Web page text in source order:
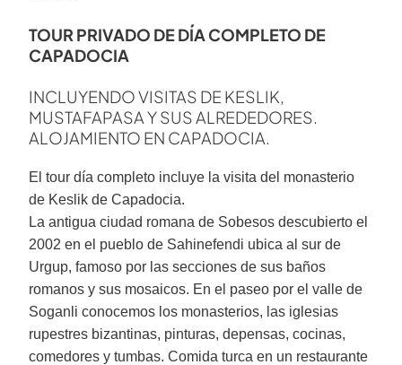
TOUR PRIVADO DE DÍA COMPLETO DE
CAPADOCIA
INCLUYENDO VISITAS DE KESLIK,
MUSTAFAPASA Y SUS ALREDEDORES.
ALOJAMIENTO EN CAPADOCIA.
El tour día completo incluye la visita del monasterio
de Keslik de Capadocia.
La antigua ciudad romana de Sobesos descubierto el
2002 en el pueblo de Sahinefendi ubica al sur de
Urgup, famoso por las secciones de sus baños
romanos y sus mosaicos. En el paseo por el valle de
Soganli conocemos los monasterios, las iglesias
rupestres bizantinas, pinturas, depensas, cocinas,
comedores y tumbas. Comida turca en un restaurante